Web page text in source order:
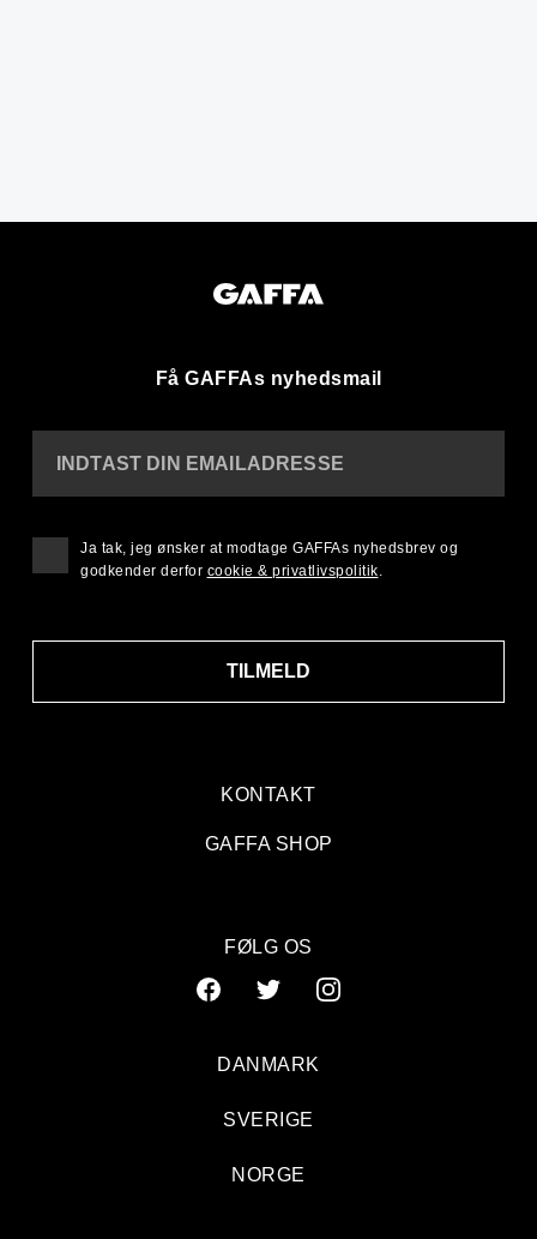
Få GAFFAs nyhedsmail
KONTAKT
GAFFA SHOP
INDTAST DIN EMAILADRESSE
TILMELD
Ja tak, jeg ønsker at modtage GAFFAs nyhedsbrev og
godkender derfor cookie & privatlivspolitik.
FØLG OS
DANMARK
SVERIGE
NORGE